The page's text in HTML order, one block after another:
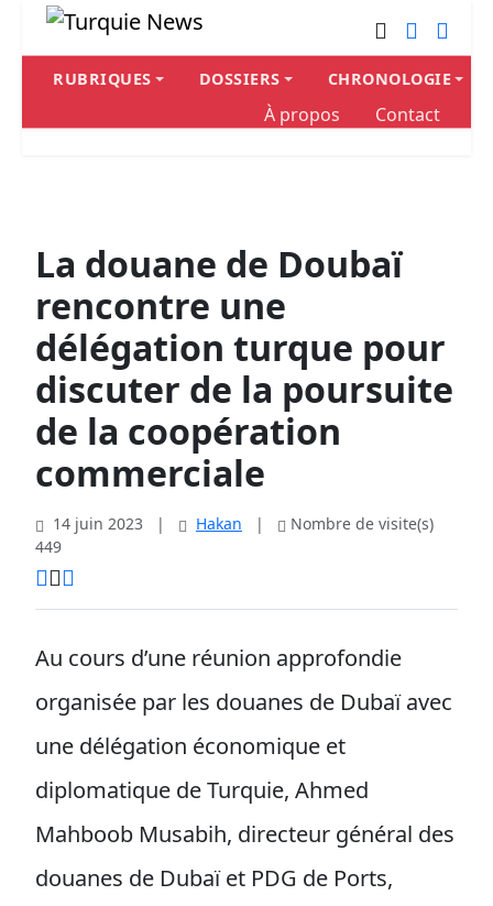
RUBRIQUES DOSSIERS CHRONOLOGIE
À propos Contact
La douane de Doubaï
rencontre une
délégation turque pour
discuter de la poursuite
de la coopération
commerciale
14 juin 2023 | Hakan |
Nombre de visite(s)
449
Au cours d’une réunion approfondie
organisée par les douanes de Dubaï avec
une délégation économique et
diplomatique de Turquie, Ahmed
Mahboob Musabih, directeur général des
douanes de Dubaï et PDG de Ports,